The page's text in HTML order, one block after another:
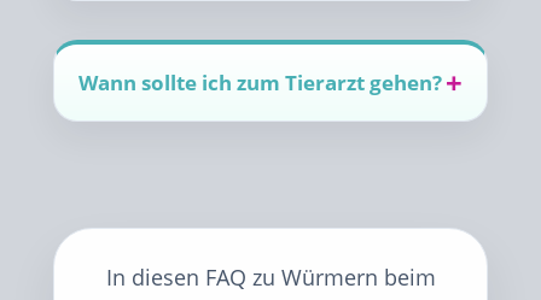
Wann sollte ich zum Tierarzt gehen?
In diesen FAQ zu Würmern beim